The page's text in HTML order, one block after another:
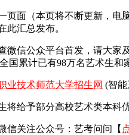
页面（本页将不断更新，
此汇总发布。
微信公众平台首发， 请大家
累计已有98万名艺术生和
业技术师范大学招生网 (智
给予部分高校艺术类本科
信关注公众号：艺考问问【